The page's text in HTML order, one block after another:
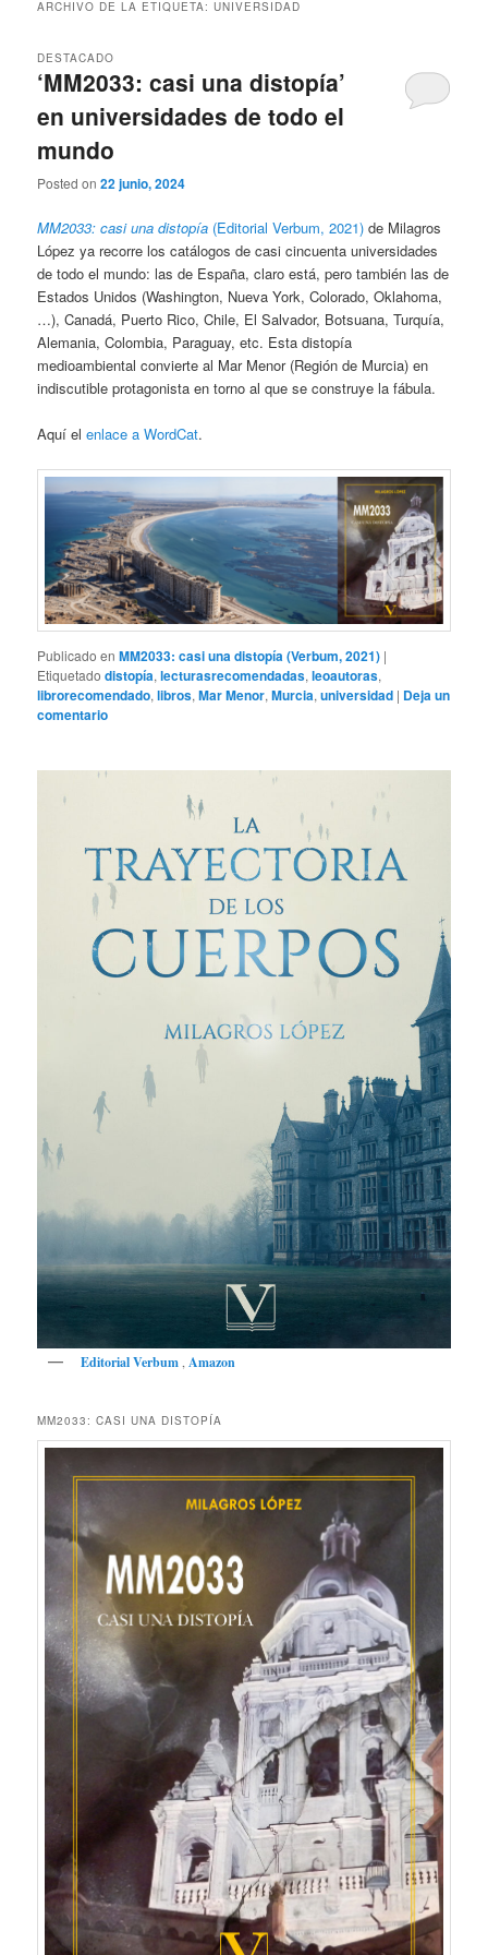
ARCHIVO DE LA ETIQUETA:UNIVERSIDAD
‘MM2033: casi una distopía’
en universidades de todo el
mundo
DESTACADO
Posted on22 junio, 2024
MM2033: casi una distopía (Editorial Verbum, 2021) de Milagros
López ya recorre los catálogos de casi cincuenta universidades
de todo el mundo: las de España, claro está, pero también las de
Estados Unidos (Washington, Nueva York, Colorado, Oklahoma,
…), Canadá, Puerto Rico, Chile, El Salvador, Botsuana, Turquía,
Alemania, Colombia, Paraguay, etc. Esta distopía
medioambiental convierte al Mar Menor (Región de Murcia) en
indiscutible protagonista en torno al que se construye la fábula.
Aquí elenlace a WordCat.
Publicado en MM2033: casi una distopía (Verbum, 2021) |
Etiquetado distopía,lecturasrecomendadas,leoautoras,
librorecomendado,libros,Mar Menor,Murcia,universidad | Deja un
comentario
Editorial Verbum Amazon
MM2033: CASI UNA DISTOPÍA